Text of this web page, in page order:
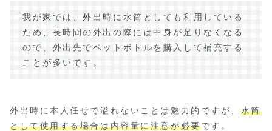
我が家では、外出時に水筒としても利用している
ため、長時間の外出の際には中身が足りなくなる
ので、外出先でペットボトルを購入して補充する
ことが多いです。
外出時に本人任せで溢れないことは魅力的ですが、 水筒
として使用する場合は内容量に注意が必要です。